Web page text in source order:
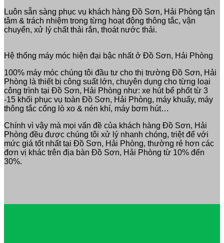
Luôn sẵn sàng phục vụ khách hàng Đồ Sơn, Hải Phòng tận
tâm & trách nhiệm trong từng hoạt động thông tắc, vận
chuyển, xử lý chất thải rắn, thoát nước thải.
Hệ thống máy móc hiện đại bậc nhất ở Đồ Sơn, Hải Phòng
100% máy móc chúng tôi đầu tư cho thị trường Đồ Sơn, Hải
Phòng là thiết bị công suất lớn, chuyên dụng cho từng loại
công trình tại Đồ Sơn, Hải Phòng như: xe hút bể phốt từ 3
-15 khối phục vụ toàn Đồ Sơn, Hải Phòng, máy khuấy, máy
thông tắc cống lò xo & nén khí, máy bơm hút…
Chính vì vậy mà mọi vấn đề của khách hàng Đồ Sơn, Hải
Phòng đều được chúng tôi xử lý nhanh chóng, triệt để với
mức giá tốt nhất tại Đồ Sơn, Hải Phòng, thường rẻ hơn các
đơn vị khác trên địa bàn Đồ Sơn, Hải Phòng từ 10% đến
30%.